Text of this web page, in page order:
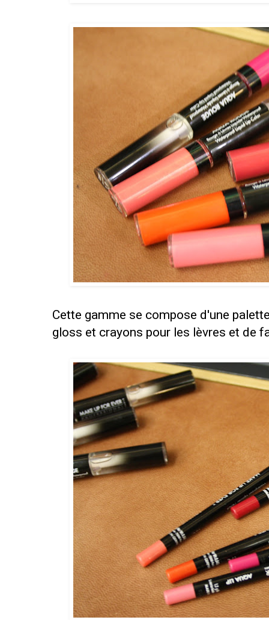
Cette gamme se compose d'une
gloss et crayons pour les lèvres et de